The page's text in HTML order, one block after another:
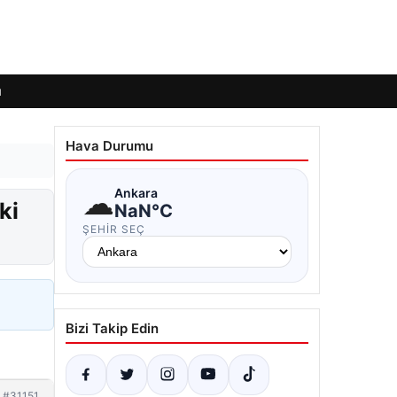
Hava Durumu
☁Ankara
NaN°C
ŞEHIR SEÇ
Bizi Takip Edin